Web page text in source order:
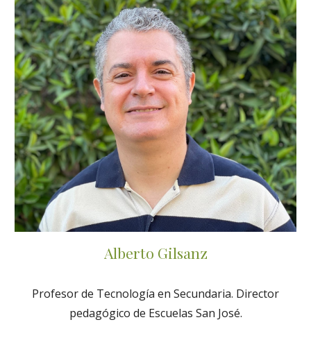
Alberto Gilsanz
Profesor de Tecnología en Secundaria. Director
pedagógico de Escuelas San José.